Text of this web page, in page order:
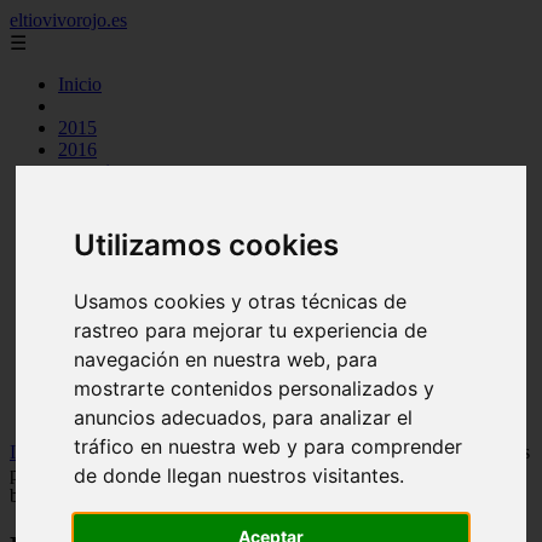
Utilizamos cookies
Usamos cookies y otras técnicas de
rastreo para mejorar tu experiencia de
navegación en nuestra web, para
mostrarte contenidos personalizados y
anuncios adecuados, para analizar el
tráfico en nuestra web y para comprender
de donde llegan nuestros visitantes.
Aceptar
eltiovivorojo.es
☰
Inicio
2015
2016
argentina
espana
huevos
otros
postres
producto
reposteria
venezuela
verduras
Inicio
recetas >Dra. Gabrielle Lyon, experta en nutrición: “Si eres
principiante, empieza con máquinas: te ayudarán a construir una
base sólida antes de pasar a las pesas libres y evitar ...